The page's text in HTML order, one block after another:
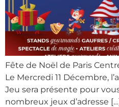
Fête de Noël de Paris
Le Mercredi 11 Décembre,
Jeu sera présente pour
nombreux jeux d’adresse